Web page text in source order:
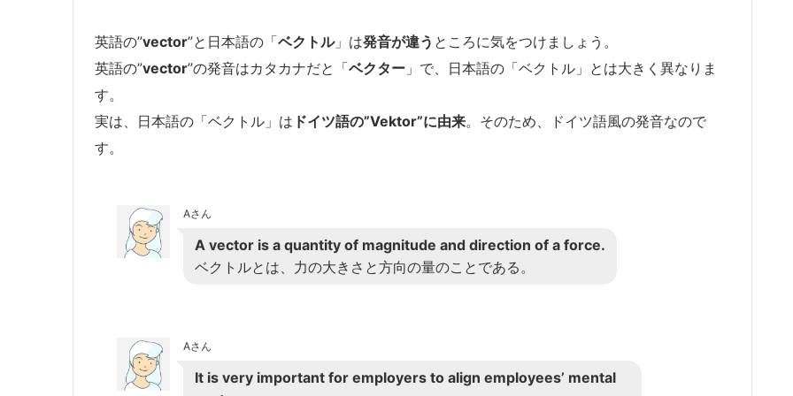
英語の”vector”と日本語の「ベクトル」は発音が違う ところに気をつけましょう。
英語の”vector”の発音はカタカナだと「ベクター 」で、日本語の「ベクトル」とは大きく異なりま
す。
実は、日本語の「ベクトル」は ドイツ語の”Vektor”に由来。そのため、ドイツ語風の発音なので
す。
Aさん
A vector is a quantity of magnitude and direction of a force.
ベクトルとは、力の大きさと方向の量のことである。
Aさん
It is very important for employers to align employees’ mental